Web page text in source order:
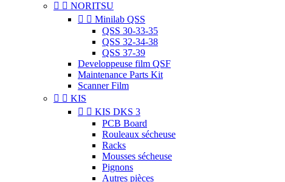
  NORITSU
  Minilab QSS
QSS 30-33-35
QSS 32-34-38
QSS 37-39
Developpeuse film QSF
Maintenance Parts Kit
Scanner Film
  KIS
  KIS DKS 3
PCB Board
Rouleaux sécheuse
Racks
Mousses sécheuse
Pignons
Autres pièces